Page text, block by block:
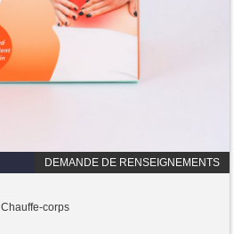
DEMANDE DE RENSEIGNEMENTS
Chauffe-corps